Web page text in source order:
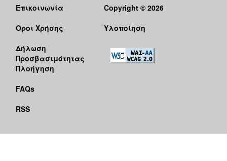
Επικοινωνία
Όροι Χρήσης
Δήλωση
Προσβασιμότητας
Πλοήγηση
FAQs
RSS
Copyright © 2026
Υλοποίηση